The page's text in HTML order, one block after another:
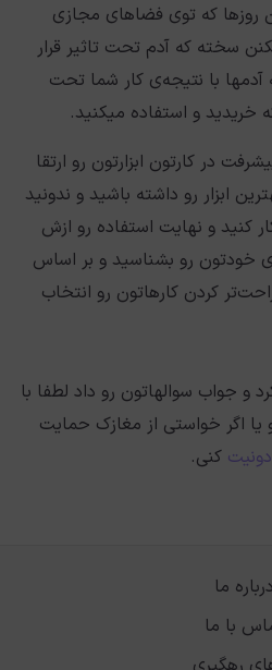
روزها که توی فضاهای مجازی
سخته که آدم تحت تاثیر قرار
آدمها با نتیجه‌ی کار شما تحت
خریدید و استفاده میکنید.
در کارتون ابزارتون رو ارتقا
ابزار رو داشته باشید و ندونید
کنید و نهایت استفاده رو ازش
خودتون رو بشناسید و بر اساس
راحت‌تر کردن کارهاتون رو انتخاب
و جواب سوالهاتون رو داد لطفا با
یا اگر خواستی از مغازک حمایت
دونیت کنی.
درباره ما
با ما